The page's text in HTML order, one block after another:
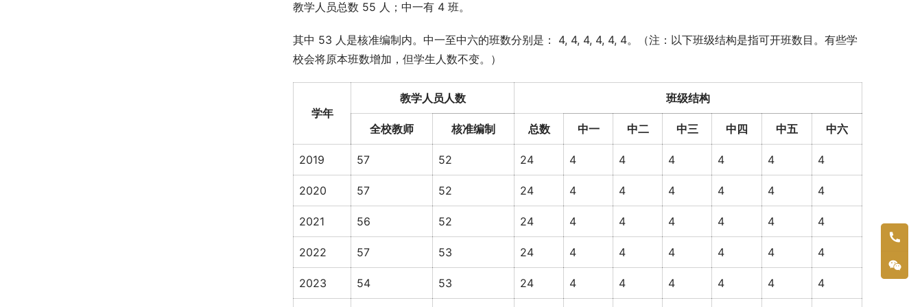
教学人员总数 55 人；中一有 4 班。
其中 53 人是核准编制内。中一至中六的班数分别是： 4, 4, 4, 4, 4, 4。（注：以下班级结构是指可开班数目。有些学
校会将原本班数增加，但学生人数不变。）
学年
教学人员人数 班级结构
全校教师 核准编制 总数 中一 中二 中三 中四 中五 中六
2019 57 52 24 4 4 4 4 4 4
2020 57 52 24 4 4 4 4 4 4
2021 56 52 24 4 4 4 4 4 4
2022 57 53 24 4 4 4 4 4 4
2023 54 53 24 4 4 4 4 4 4